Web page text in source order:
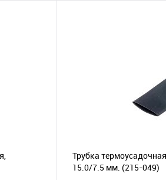
Трубка
15.0/7.5 мм. (215-049)